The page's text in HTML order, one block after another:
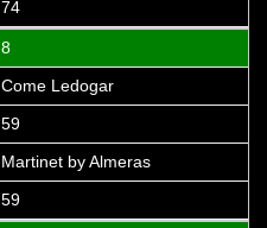
74
8
Come Ledogar
59
Martinet by Almeras
59